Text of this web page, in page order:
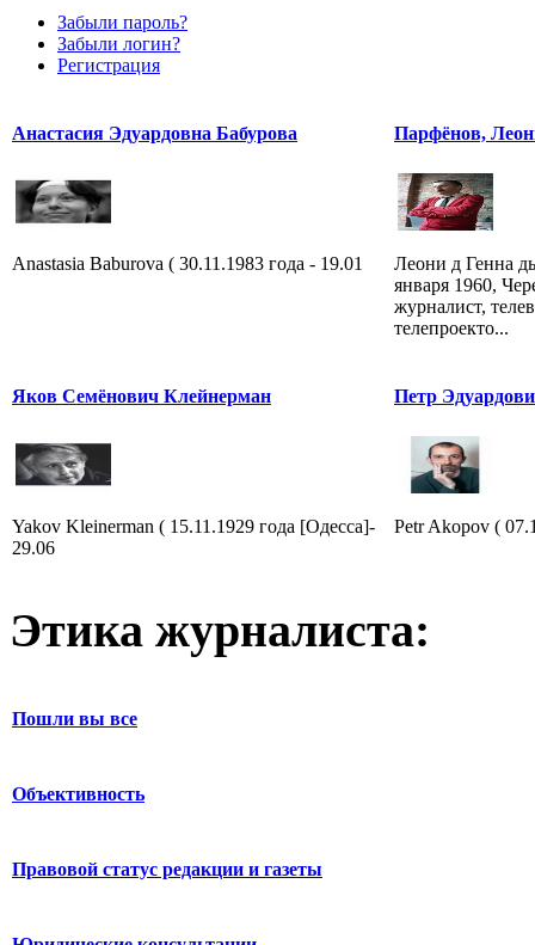
Забыли пароль?
Забыли логин?
Регистрация
Анастасия Эдуардовна Бабурова
Anastasia Baburova ( 30.11.1983 года - 19.01
Парфёнов,
Леони д Генна
января 1960,
журналист,
телепроекто...
Яков Семёнович Клейнерман
Yakov Kleinerman ( 15.11.1929 года [Одесса]-
29.06
Петр
Petr Akopov (
Этика журналиста:
Пошли вы все
Объективность
Правовой статус редакции и газеты